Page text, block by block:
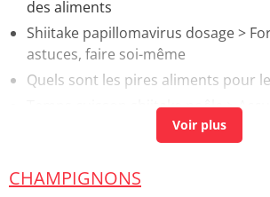
des aliments
Shiitake papillomavirus dosage>
astuces, faire soi-même
Quels sont les pires aliments pour
Temps cuisson shiitake poêle>
CHAMPIGNONS